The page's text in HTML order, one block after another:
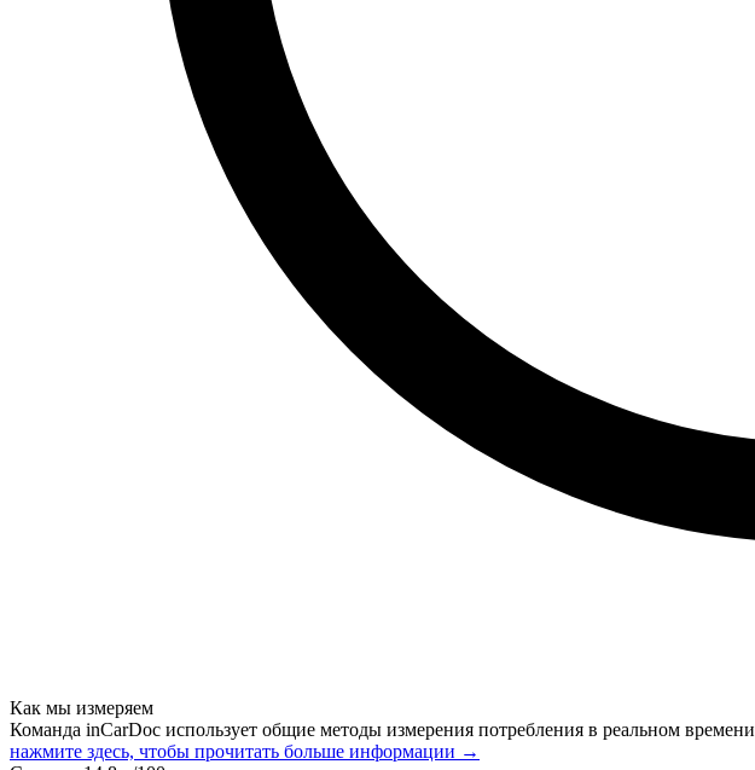
Как мы измеряем
Команда inCarDoc использует общие методы измерения потребления в реальном времени
нажмите здесь, чтобы прочитать больше информации →